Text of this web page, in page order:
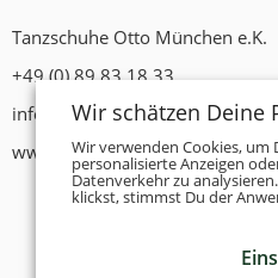
Tanzschuhe Otto München e.K.
+49 (0) 89 83 18 33
info@tanzschuhe-muenchen.de
www.tanzschuhe-muenchen.de
Wir schätzen Deine
Wir verwenden Cookies, um
personalisierte Anzeigen
Datenverkehr zu
klickst, stimmst Du der